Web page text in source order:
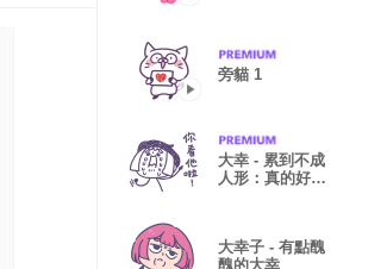
旁貓 1
大幸 - 累到不成
人形：真的好累
大幸子 - 有點醜
醜的大幸